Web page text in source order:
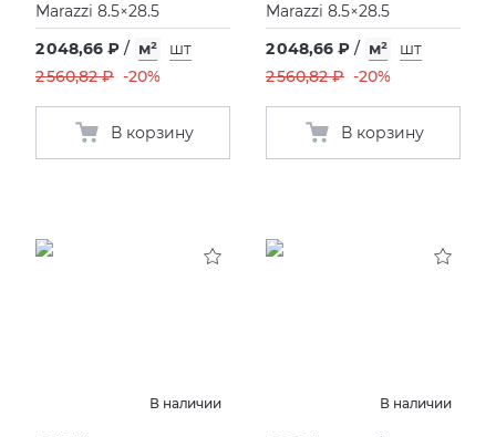
Marazzi 8.5×28.5
2 048,66 ₽ / м²
шт
2 560,82 ₽ -20%
В корзину
Marazzi 8.5×28.5
2 048,66 ₽ / м²
шт
2 560,82 ₽ -20%
В корзину
В наличии В наличии